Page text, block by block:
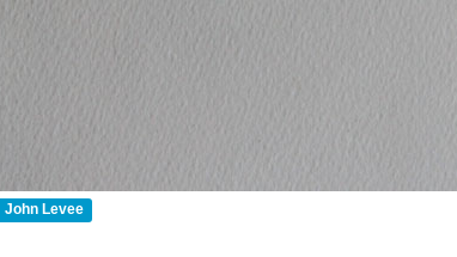
John Levee